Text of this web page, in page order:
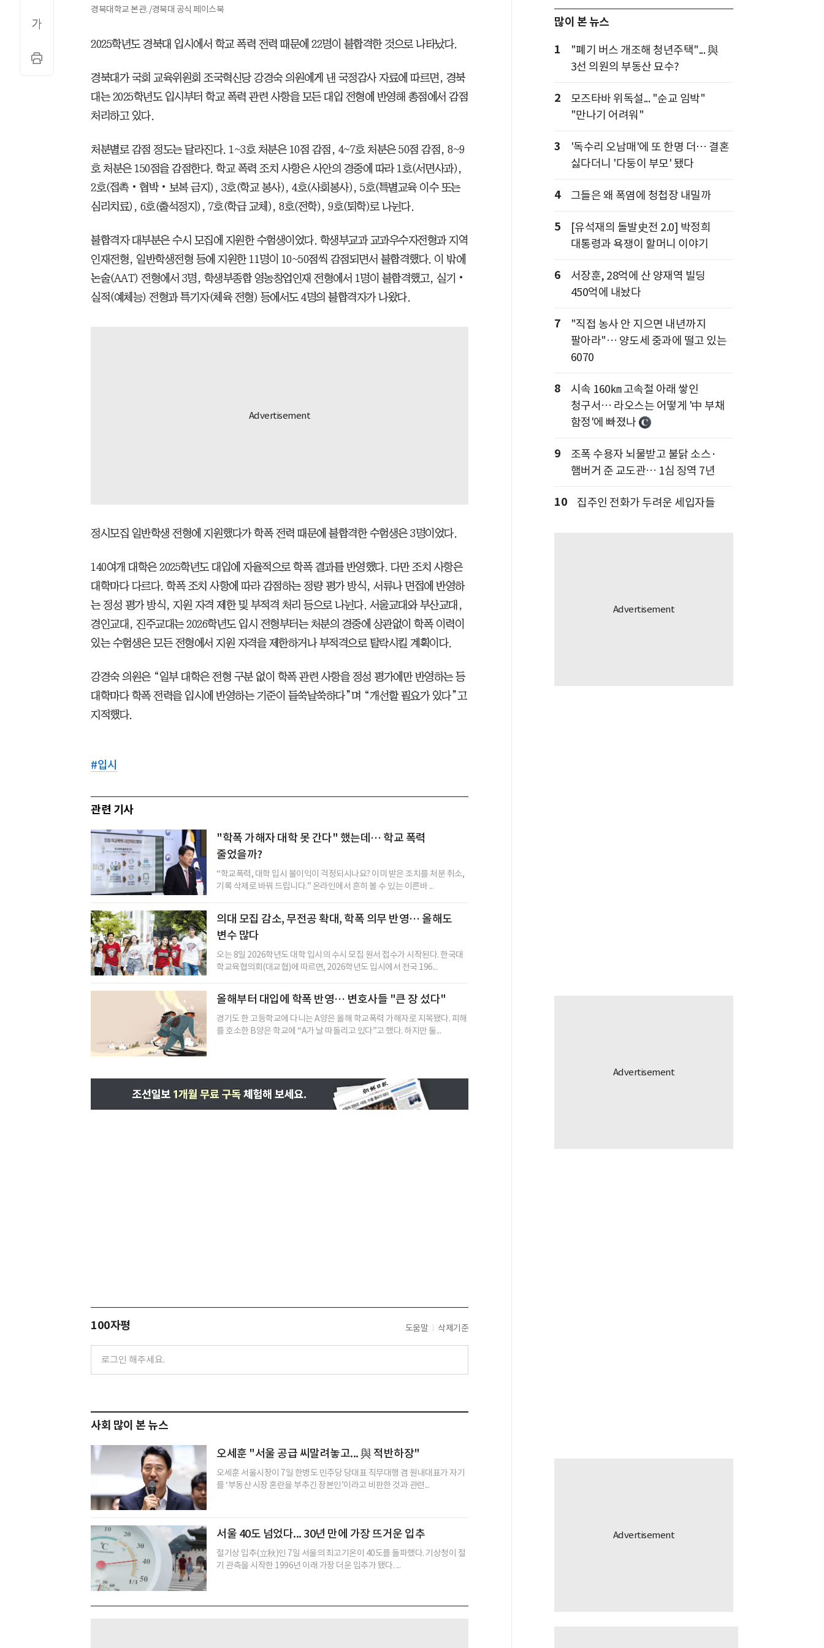
경북대학교 본관. /경북대 공식 페이스북
2025학년도 경북대 입시에서 학교 폭력 전력 때문에 22명이 불합격한 것으로 나타났다.
경북대가 국회 교육위원회 조국혁신당 강경숙 의원에게 낸 국정감사 자료에 따르면, 경북
대는 2025학년도 입시부터 학교 폭력 관련 사항을 모든 대입 전형에 반영해 총점에서 감점
처리하고 있다.
처분별로 감점 정도는 달라진다. 1~3호 처분은 10점 감점, 4~7호 처분은 50점 감점, 8~9
호 처분은 150점을 감점한다. 학교 폭력 조치 사항은 사안의 경중에 따라 1호(서면사과),
2호(접촉‧협박‧보복 금지), 3호(학교 봉사), 4호(사회봉사), 5호(특별교육 이수 또는
심리치료), 6호(출석정지), 7호(학급 교체), 8호(전학), 9호(퇴학)로 나뉜다.
불합격자 대부분은 수시 모집에 지원한 수험생이었다. 학생부교과 교과우수자전형과 지역
인재전형, 일반학생전형 등에 지원한 11명이 10~50점씩 감점되면서 불합격했다. 이 밖에
논술(AAT) 전형에서 3명, 학생부종합 영농창업인재 전형에서 1명이 불합격했고, 실기‧
실적(예체능) 전형과 특기자(체육 전형) 등에서도 4명의 불합격자가 나왔다.
정시모집 일반학생 전형에 지원했다가 학폭 전력 때문에 불합격한 수험생은 3명이었다.
140여개 대학은 2025학년도 대입에 자율적으로 학폭 결과를 반영했다. 다만 조치 사항은
대학마다 다르다. 학폭 조치 사항에 따라 감점하는 정량 평가 방식, 서류나 면접에 반영하
는 정성 평가 방식, 지원 자격 제한 및 부적격 처리 등으로 나뉜다. 서울교대와 부산교대,
경인교대, 진주교대는 2026학년도 입시 전형부터는 처분의 경중에 상관없이 학폭 이력이
있는 수험생은 모든 전형에서 지원 자격을 제한하거나 부적격으로 탈락시킬 계획이다.
강경숙 의원은 “일부 대학은 전형 구분 없이 학폭 관련 사항을 정성 평가에만 반영하는 등
대학마다 학폭 전력을 입시에 반영하는 기준이 들쑥날쑥하다”며 “개선할 필요가 있다”고
지적했다.
#입시
관련 기사
"학폭 가해자 대학 못 간다" 했는데… 학교 폭력
줄었을까?
“학교폭력, 대학 입시 불이익이 걱정되시나요? 이미 받은 조치를 처분 취소,
기록 삭제로 바꿔 드립니다.” 온라인에서 흔히 볼 수 있는 이른바 ...
의대 모집 감소, 무전공 확대, 학폭 의무 반영… 올해도
변수 많다
오는 8일 2026학년도 대학 입시의 수시 모집 원서 접수가 시작된다. 한국대
학교육협의회(대교협)에 따르면, 2026학년도 입시에서 전국 196...
올해부터 대입에 학폭 반영… 변호사들 "큰 장 섰다"
경기도 한 고등학교에 다니는 A양은 올해 학교폭력 가해자로 지목됐다. 피해
를 호소한 B양은 학교에 “A가 날 따돌리고 있다”고 했다. 하지만 둘...
100자평 도움말 삭제기준
사회 많이 본 뉴스
오세훈 "서울 공급 씨말려놓고... 與 적반하장"
오세훈 서울시장이 7일 한병도 민주당 당대표 직무대행 겸 원내대표가 자기
를 ‘부동산 시장 혼란을 부추긴 장본인’이라고 비판한 것과 관련...
서울 40도 넘었다... 30년 만에 가장 뜨거운 입추
절기상 입추(立秋)인 7일 서울의 최고기온이 40도를 돌파했다. 기상청이 절
기 관측을 시작한 1996년 이래 가장 더운 입추가 됐다. ...
많이 본 뉴스
1
"폐기 버스 개조해 청년주택"... 與
3선 의원의 부동산 묘수?
2
모즈타바 위독설... "순교 임박"
"만나기 어려워"
3
'독수리 오남매'에 또 한명 더… 결혼
싫다더니 '다둥이 부모' 됐다
4 그들은 왜 폭염에 청첩장 내밀까
5
[유석재의 돌발史전 2.0] 박정희
대통령과 욕쟁이 할머니 이야기
6
서장훈, 28억에 산 양재역 빌딩
450억에 내놨다
7
"직접 농사 안 지으면 내년까지
팔아라"… 양도세 중과에 떨고 있는
6070
8
시속 160㎞ 고속철 아래 쌓인
청구서… 라오스는 어떻게 '中 부채
함정'에 빠졌나
9
조폭 수용자 뇌물받고 불닭 소스·
햄버거 준 교도관… 1심 징역 7년
10 집주인 전화가 두려운 세입자들